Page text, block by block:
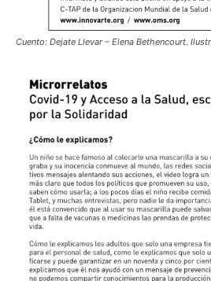
Cuento: Dejate Llevar – Elena Bethencourt.